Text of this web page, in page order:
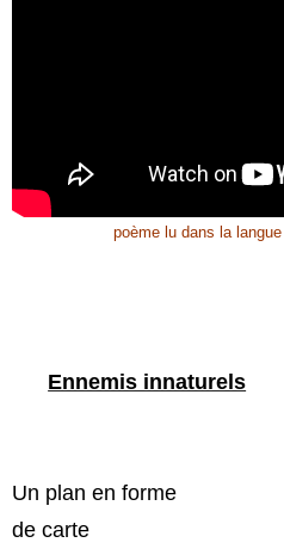
poème lu dans la
Ennemis innaturels
Un plan en forme
de carte